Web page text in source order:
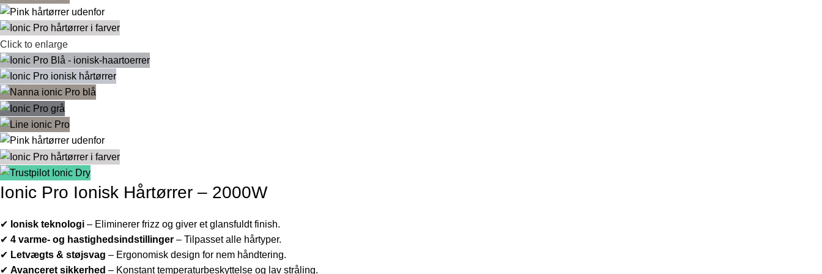
Click to enlarge
Ionic Pro Ionisk Hårtørrer – 2000W
✔ Ionisk teknologi – Eliminerer frizz og giver et glansfuldt finish.
✔ 4 varme- og hastighedsindstillinger – Tilpasset alle hårtyper.
✔ Letvægts & støjsvag – Ergonomisk design for nem håndtering.
✔ Avanceret sikkerhed – Konstant temperaturbeskyttelse og lav stråling.